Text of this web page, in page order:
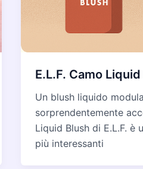
E.L.F. Camo
Un blush liquido
sorprendentemente
Liquid Blush di E.L.F. è
più interessanti